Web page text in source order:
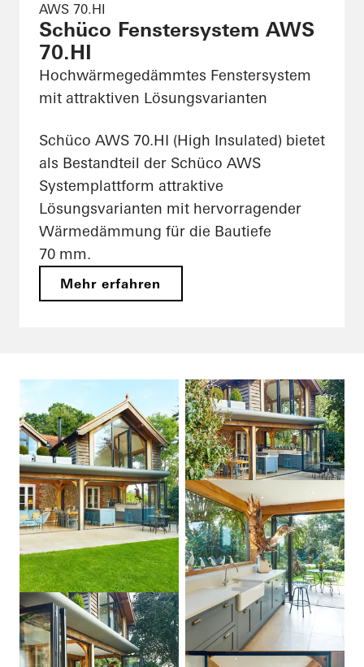
AWS 70.HI
Schüco Fenstersystem AWS
70.HI
Hochwärmegedämmtes Fenstersystem
mit attraktiven Lösungsvarianten
Schüco AWS 70.HI (High Insulated) bietet
als Bestandteil der Schüco AWS
Systemplattform attraktive
Lösungsvarianten mit hervorragender
Wärmedämmung für die Bautiefe
70 mm.
Mehr erfahren